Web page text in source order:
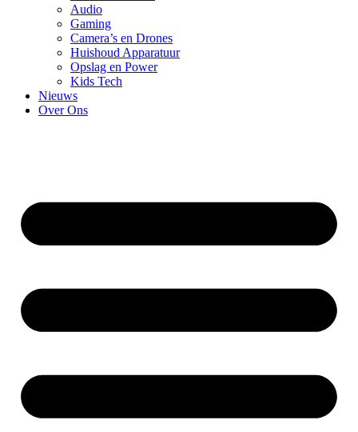
Audio
Gaming
Camera’s en Drones
Huishoud Apparatuur
Opslag en Power
Kids Tech
Nieuws
Over Ons